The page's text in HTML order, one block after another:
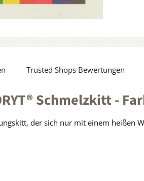
Trusted Shops Bewertungen
Schmelzkitt -
der sich nur mit einem heißen